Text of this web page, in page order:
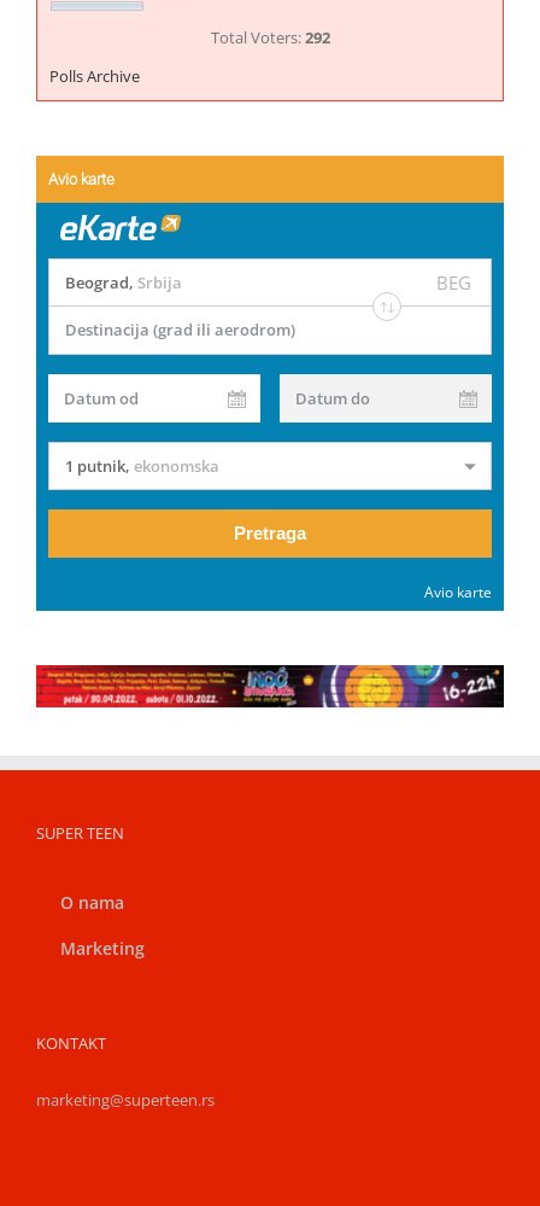
Total Voters:292
Polls Archive
Avio karte
Beograd, Srbija BEG
Destinacija (grad ili aerodrom)
Datum od Datum do
1 putnik, ekonomska
Pretraga
Avio karte
SUPER TEEN
O nama
Marketing
KONTAKT
marketing@superteen.rs